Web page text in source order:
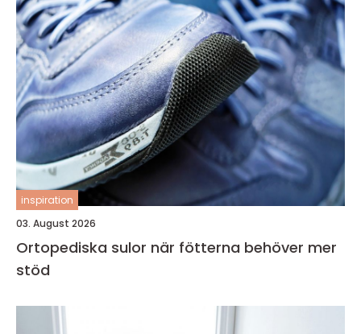
inspiration
03. August 2026
Ortopediska sulor när fötterna behöver mer
stöd